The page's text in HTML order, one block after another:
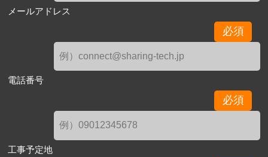
メールアドレス
必須
電話番号
必須
工事予定地